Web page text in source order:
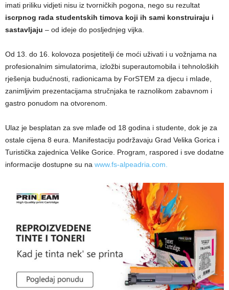
imati priliku vidjeti nisu iz tvorničkih pogona, nego su rezultat
iscrpnog rada studentskih timova koji ih sami konstruiraju i
sastavljaju – od ideje do posljednjeg vijka.
Od 13. do 16. kolovoza posjetitelji će moći uživati i u vožnjama na
profesionalnim simulatorima, izložbi superautomobila i tehnoloških
rješenja budućnosti, radionicama by ForSTEM za djecu i mlade,
zanimljivim prezentacijama stručnjaka te raznolikom zabavnom i
gastro ponudom na otvorenom.
Ulaz je besplatan za sve mlađe od 18 godina i studente, dok je za
ostale cijena 8 eura. Manifestaciju podržavaju Grad Velika Gorica i
Turistička zajednica Velike Gorice. Program, raspored i sve dodatne
informacije dostupne su na www.fs-alpeadria.com.